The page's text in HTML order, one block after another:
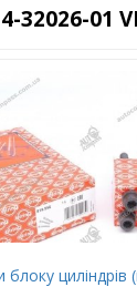
01
циліндрів